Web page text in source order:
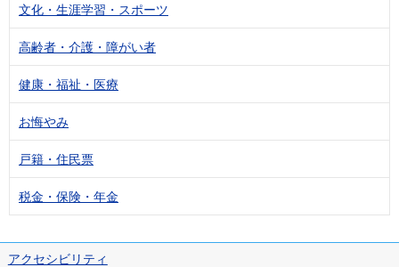
文化・生涯学習・スポーツ
高齢者・介護・障がい者
健康・福祉・医療
お悔やみ
戸籍・住民票
税金・保険・年金
アクセシビリティ